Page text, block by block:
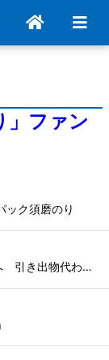
ファン
ック須磨のり
6月目前 ジューンブライド のお母様へ 引き出物代わりの神戸のお土産